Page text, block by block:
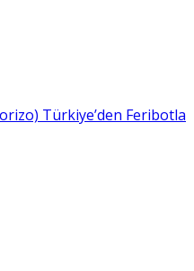
Türkiye’den Feribotla